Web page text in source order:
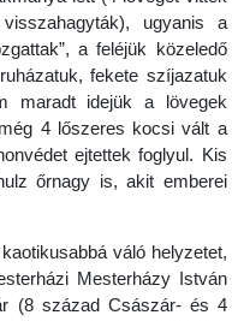
ugyanis a
a feléjük közeledő
fekete szíjazatuk
maradt idejük a lövegek
4 lőszeres kocsi vált a
ejtettek foglyul. Kis
őrnagy is, akit emberei
váló helyzetet,
Mesterházy István
(8 század Császár- és 4